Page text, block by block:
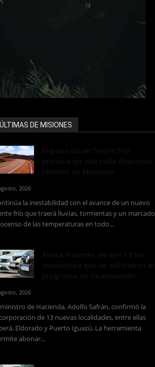
ÚLTIMAS DE MISIONES
2026
la inestabilidad con el avance de un nuevo
frío que traerá lluvias, tormentas y un marcado
de las temperaturas en todo...
2026
ministro de Hacienda, Adolfo Safrán, confirmó la
de 13 nuevas localidades, entre ellas
Eldorado y Puerto Iguazú. La herramienta
abonar...